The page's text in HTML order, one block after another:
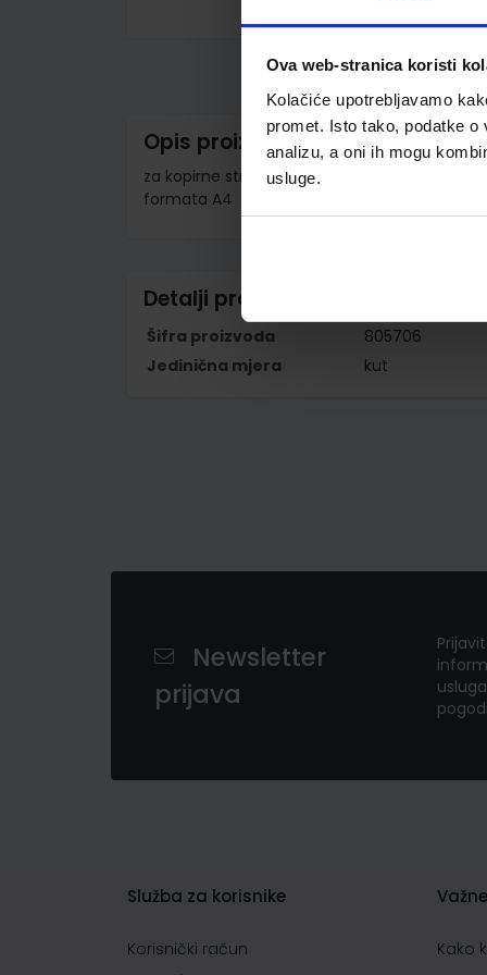
Ova web-stranica koristi
Kolačiće upotrebljavamo
promet. Isto tako, podatke
analizu, a oni ih mogu
usluge.
gallery
Opis proizvoda
za kopirne strojeve; za ispis na mono i kolor
formata A4
Detalji proizvoda
Šifra proizvoda
805706
Jedinična mjera
kut
Newsletter
prijava
Služba za korisnike
Korisnički račun
Kako